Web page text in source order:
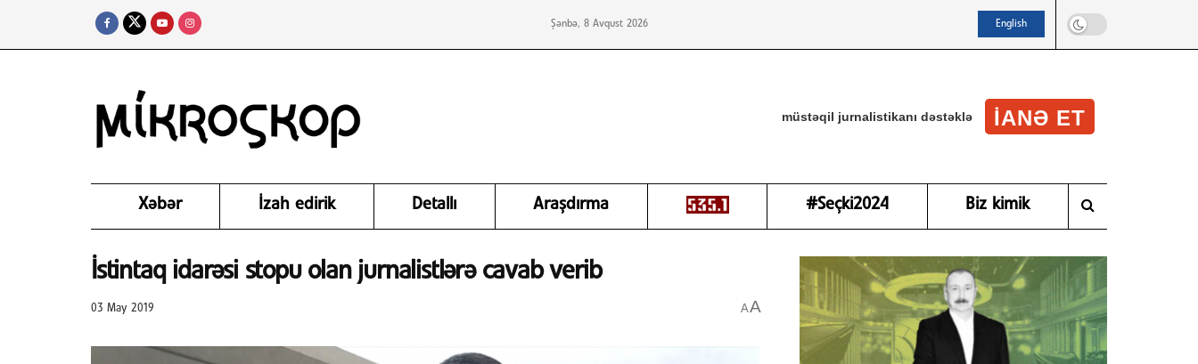
Şənbə, 8 Avqust 2026 English
müstəqil jurnalistikanı dəstəklə IANƏ ET
Xəbər İzah edirik Detallı Araşdırma #Seçki2024 Biz kimik
İstintaq idarəsi stopu olan jurnalistlərə cavab verib
03 May 2019 AA